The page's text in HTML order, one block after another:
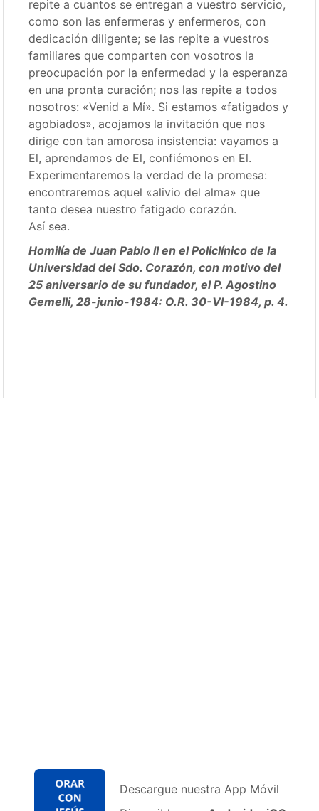
repite a cuantos se entregan a vuestro servicio,
como son las enfermeras y enfermeros, con
dedicación diligente; se las repite a vuestros
familiares que comparten con vosotros la
preocupación por la enfermedad y la esperanza
en una pronta curación; nos las repite a todos
nosotros: «Venid a Mí». Si estamos «fatigados y
agobiados», acojamos la invitación que nos
dirige con tan amorosa insistencia: vayamos a
El, aprendamos de El, confiémonos en El.
Experimentaremos la verdad de la promesa:
encontraremos aquel «alivio del alma» que
tanto desea nuestro fatigado corazón.
Así sea.
Homilía de Juan Pablo II en el Policlínico de la
Universidad del Sdo. Corazón, con motivo del
25 aniversario de su fundador, el P. Agostino
Gemelli, 28-junio-1984: O.R. 30-VI-1984, p. 4.
Descargue nuestra App Móvil